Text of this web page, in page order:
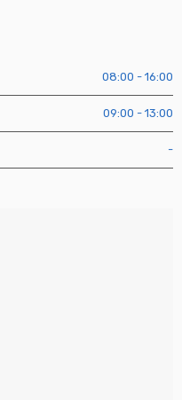
08:00 - 16:00
09:00 - 13:00
-